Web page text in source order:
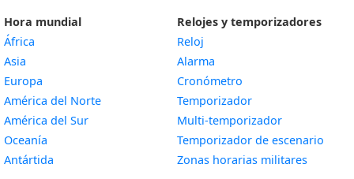
Hora mundial
África
Asia
Europa
América del Norte
América del Sur
Oceanía
Antártida
Relojes y temporizadores
Reloj
Alarma
Cronómetro
Temporizador
Multi-temporizador
Temporizador de escenario
Zonas horarias militares